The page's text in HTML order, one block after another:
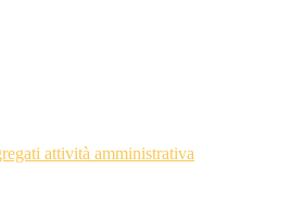
attività amministrativa